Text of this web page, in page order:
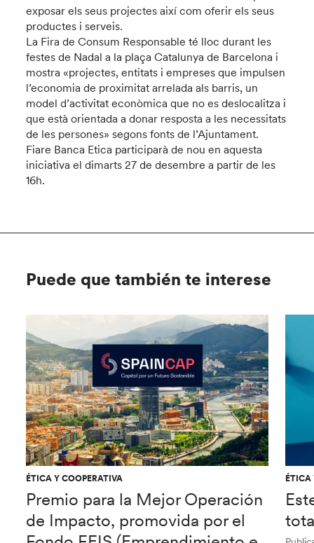
exposar els seus projectes així com oferir els seus
productes i serveis.
La Fira de Consum Responsable té lloc durant les
festes de Nadal a la plaça Catalunya de Barcelona i
mostra «projectes, entitats i empreses que impulsen
l’economia de proximitat arrelada als barris, un
model d’activitat econòmica que no es deslocalitza i
que està orientada a donar resposta a les necessitats
de les persones» segons fonts de l’Ajuntament.
Fiare Banca Etica participarà de nou en aquesta
iniciativa el dimarts 27 de desembre a partir de les
16h.
Puede que también te interese
ÉTICA Y COOPERATIVA
Premio para la Mejor Operación
de Impacto, promovida por el
ÉTICA